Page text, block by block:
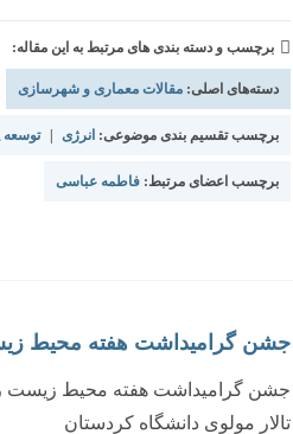
برچسب و دسته بندی های مرتبط به این مقاله:
دسته‌های اصلی: مقالات معماری و شهرسازی
برچسب تقسیم بندی موضوعی: انرژی توسعه
برچسب اعضای مرتبط: فاطمه عباسی
جشن گرامیداشت هفته محیط
تالار مولوی دانشگاه کردستان